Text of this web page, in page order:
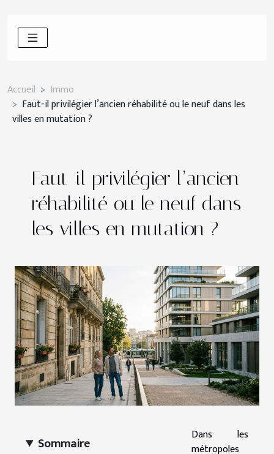
Accueil
Immo
Faut-il privilégier l’ancien réhabilité ou le neuf dans les
villes en mutation ?
Faut-il privilégier l’ancien
réhabilité ou le neuf dans
les villes en mutation ?
Sommaire
Dans les
métropoles